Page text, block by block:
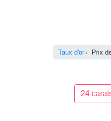
Taux d'or Prix
24